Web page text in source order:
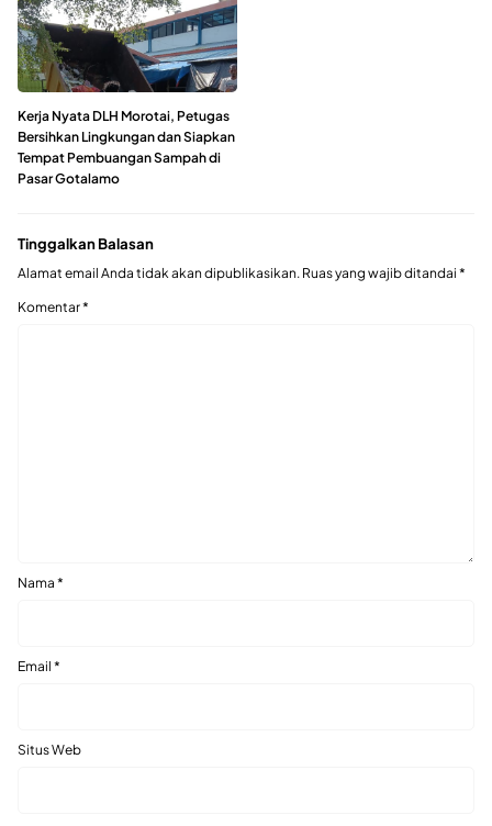
Kerja Nyata DLH Morotai, Petugas
Bersihkan Lingkungan dan Siapkan
Tempat Pembuangan Sampah di
Pasar Gotalamo
Tinggalkan Balasan
Alamat email Anda tidak akan dipublikasikan. Ruas yang wajib ditandai *
Komentar*
Nama *
Email *
Situs Web